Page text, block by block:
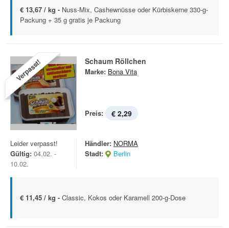
€ 13,67 / kg - Nuss-Mix, Cashewnüsse oder Kürbiskerne 330-g-
Packung + 35 g gratis je Packung
Verpasst! Schaum Röllchen
Marke: Bona Vita
Preis: € 2,29
Leider verpasst!
Gültig: 04.02. -
10.02.
Händler: NORMA
Stadt:
Berlin
€ 11,45 / kg - Classic, Kokos oder Karamell 200-g-Dose